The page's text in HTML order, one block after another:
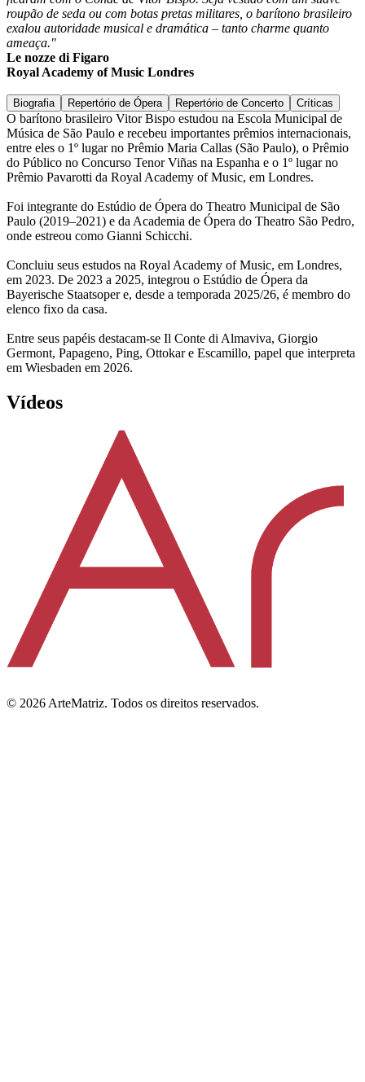
roupão de seda ou com botas pretas militares, o barítono brasileiro
exalou autoridade musical e dramática – tanto charme quanto
ameaça."
Le nozze di Figaro
Royal Academy of Music Londres
Biografia Repertório de Ópera Repertório de Concerto Críticas
O barítono brasileiro Vitor Bispo estudou na Escola Municipal de
Música de São Paulo e recebeu importantes prêmios internacionais,
entre eles o 1º lugar no Prêmio Maria Callas (São Paulo), o Prêmio
do Público no Concurso Tenor Viñas na Espanha e o 1º lugar no
Prêmio Pavarotti da Royal Academy of Music, em Londres.
Foi integrante do Estúdio de Ópera do Theatro Municipal de São
Paulo (2019–2021) e da Academia de Ópera do Theatro São Pedro,
onde estreou como Gianni Schicchi.
Concluiu seus estudos na Royal Academy of Music, em Londres,
em 2023. De 2023 a 2025, integrou o Estúdio de Ópera da
Bayerische Staatsoper e, desde a temporada 2025/26, é membro do
elenco fixo da casa.
Entre seus papéis destacam-se Il Conte di Almaviva, Giorgio
Germont, Papageno, Ping, Ottokar e Escamillo, papel que interpreta
em Wiesbaden em 2026.
Vídeos
© 2026 ArteMatriz. Todos os direitos reservados.